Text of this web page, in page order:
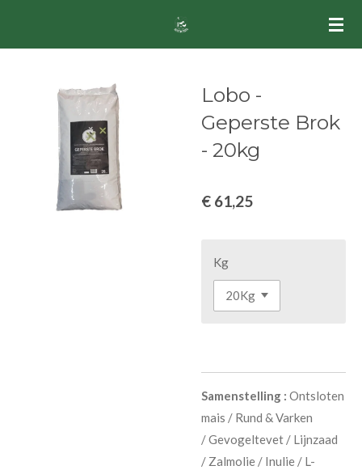
hoofdinhoud
Lobo -
Geperste Brok
- 20kg
€ 61,25
Kg
Samenstelling : Ontsloten
mais / Rund & Varken
/Gevogeltevet / Lijnzaad
/ Zalmolie / Inulie / L-